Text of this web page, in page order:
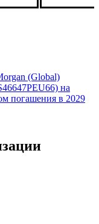
(Global)
на